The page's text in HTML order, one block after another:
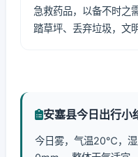
急救药品，以备不时之
踏草坪、丢弃垃圾，文
安塞县今日出行小
今日雾，气温20℃，